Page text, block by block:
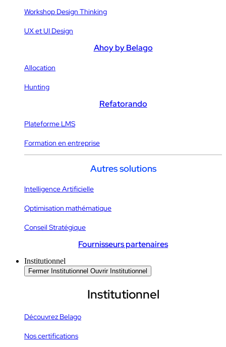
Workshop Design Thinking
UX et UI Design
Ahoy by Belago
Allocation
Hunting
Refatorando
Plateforme LMS
Formation en entreprise
Autres solutions
Intelligence Artificielle
Optimisation mathématique
Conseil Stratégique
Fournisseurs partenaires
Institutionnel
Fermer Institutionnel Ouvrir Institutionnel
Institutionnel
Découvrez Belago
Nos certifications